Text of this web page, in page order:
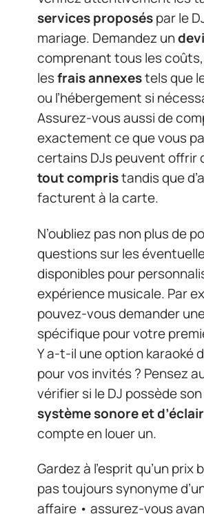
services proposéspar le
mariage. Demandez un
comprenant tous les
lesfrais annexestels que
ou l’hébergement si
Assurez-vous aussi de
exactement ce que vous
certains DJs peuvent offrir
tout compristandis que
facturent à la carte.
N’oubliez pas non plus de
questions sur les
disponibles pour
expérience musicale. Par
pouvez-vous demander
spécifique pour votre
Y a-t-il une option karaoké
pour vos invités ? Pensez
vérifier si le DJ possède
système sonore et
compte en louer un.
Gardez à l’esprit qu’un prix
pas toujours synonyme
affaire • assurez-vous